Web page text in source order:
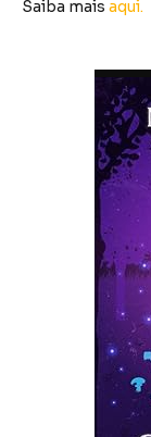
Saiba mais aqui.